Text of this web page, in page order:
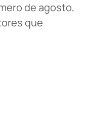
de agosto,
que